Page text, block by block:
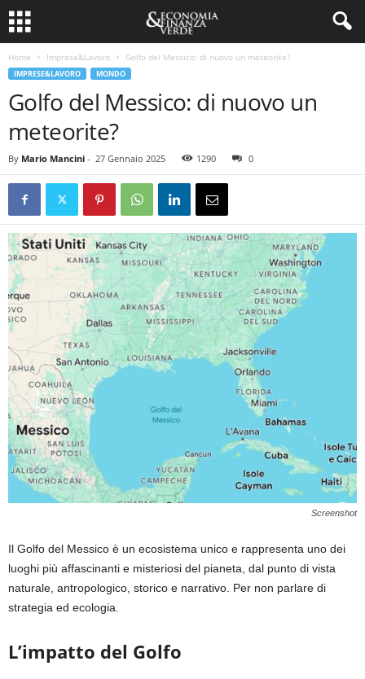
Home Imprese&Lavoro Golfo del Messico: di nuovo un meteorite?
IMPRESE&LAVORO MONDO
Golfo del Messico: di nuovo un
meteorite?
By Mario Mancini - 27 Gennaio 2025 1290 0
Screenshot
Il Golfo del Messico è un ecosistema unico e rappresenta uno dei
luoghi più affascinanti e misteriosi del pianeta, dal punto di vista
naturale, antropologico, storico e narrativo. Per non parlare di
strategia ed ecologia.
L’impatto del Golfo